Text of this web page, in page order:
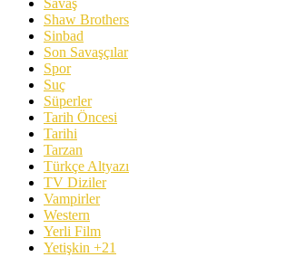
Savaş
Shaw Brothers
Sinbad
Son Savaşçılar
Spor
Suç
Süperler
Tarih Öncesi
Tarihi
Tarzan
Türkçe Altyazı
TV Diziler
Vampirler
Western
Yerli Film
Yetişkin +21